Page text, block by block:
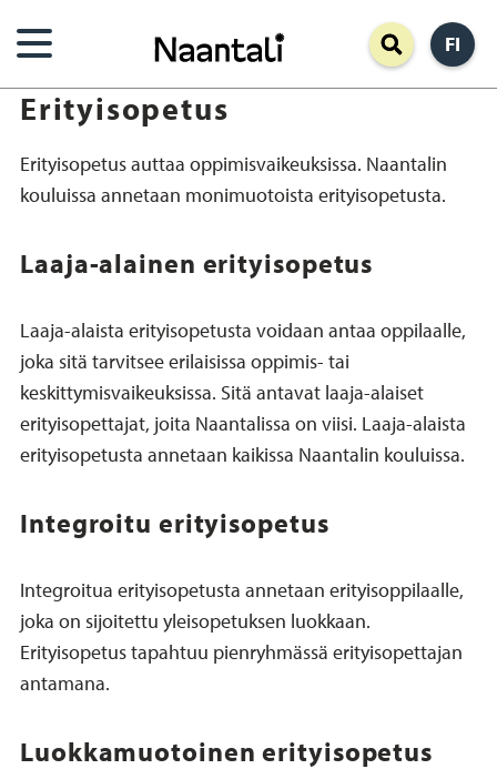
pääsisältöön
FI
Erityisopetus
Erityisopetus auttaa oppimisvaikeuksissa. Naantalin
kouluissa annetaan monimuotoista erityisopetusta.
Laaja-alainen erityisopetus
Laaja-alaista erityisopetusta voidaan antaa oppilaalle,
joka sitä tarvitsee erilaisissa oppimis- tai
keskittymisvaikeuksissa. Sitä antavat laaja-alaiset
erityisopettajat, joita Naantalissa on viisi. Laaja-alaista
erityisopetusta annetaan kaikissa Naantalin kouluissa.
Integroitu erityisopetus
Integroitua erityisopetusta annetaan erityisoppilaalle,
joka on sijoitettu yleisopetuksen luokkaan.
Erityisopetus tapahtuu pienryhmässä erityisopettajan
antamana.
Luokkamuotoinen erityisopetus